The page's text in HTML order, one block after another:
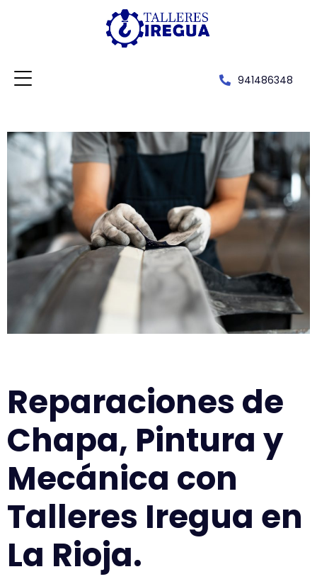
941486348
Reparaciones de
Chapa, Pintura y
Mecánica con
Talleres Iregua en
La Rioja.